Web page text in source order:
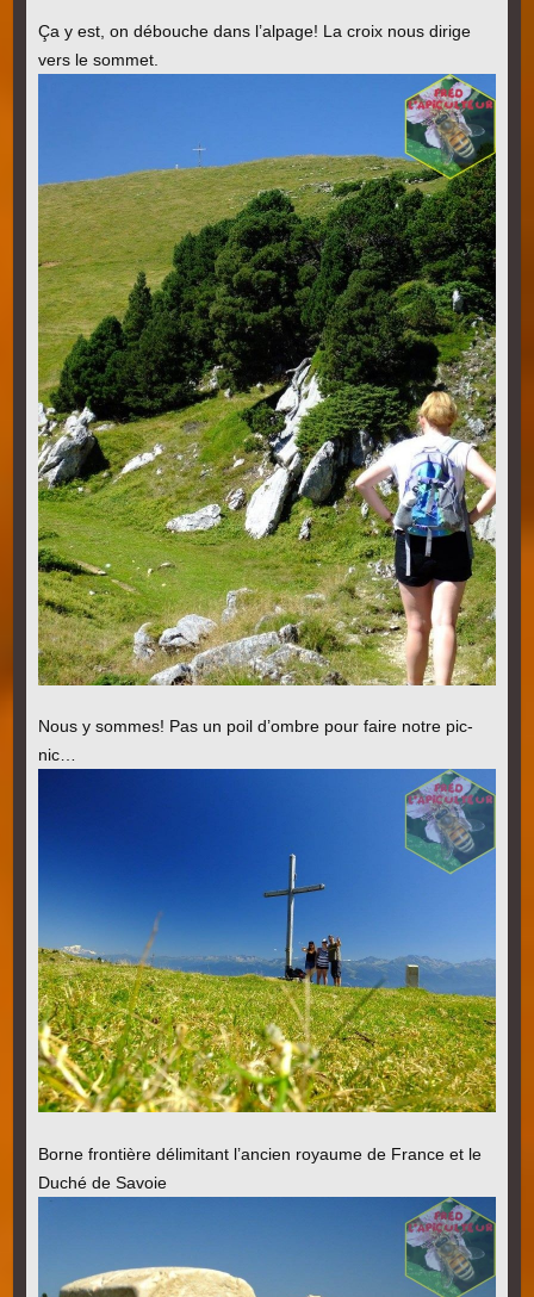
Ça y est, on débouche dans l’alpage! La croix nous dirige
vers le sommet.
Nous y sommes! Pas un poil d’ombre pour faire notre pic-
nic…
Borne frontière délimitant l’ancien royaume de France et le
Duché de Savoie